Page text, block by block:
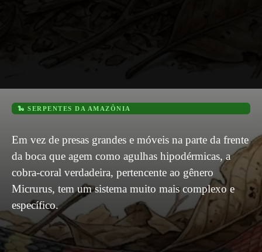
🐍 SERPENTES DA AMAZÔNIA
Em vez de presas grandes e móveis na parte da frente
da boca que agem como agulhas hipodérmicas, a
cobra-coral verdadeira, pertencente ao gênero
Micrurus, tem um sistema muito mais complexo e
específico.